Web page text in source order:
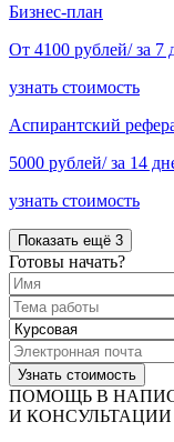
Бизнес-план
От 4100 рублей/ за 7
узнать стоимость
Аспирантский
5000 рублей/ за 14
узнать стоимость
Показать ещё 3
Готовы начать?
ПОМОЩЬ В
И КОНСУЛЬТАЦИИ